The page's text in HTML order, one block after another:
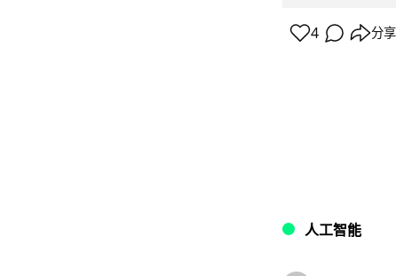
4 分享
人工智能